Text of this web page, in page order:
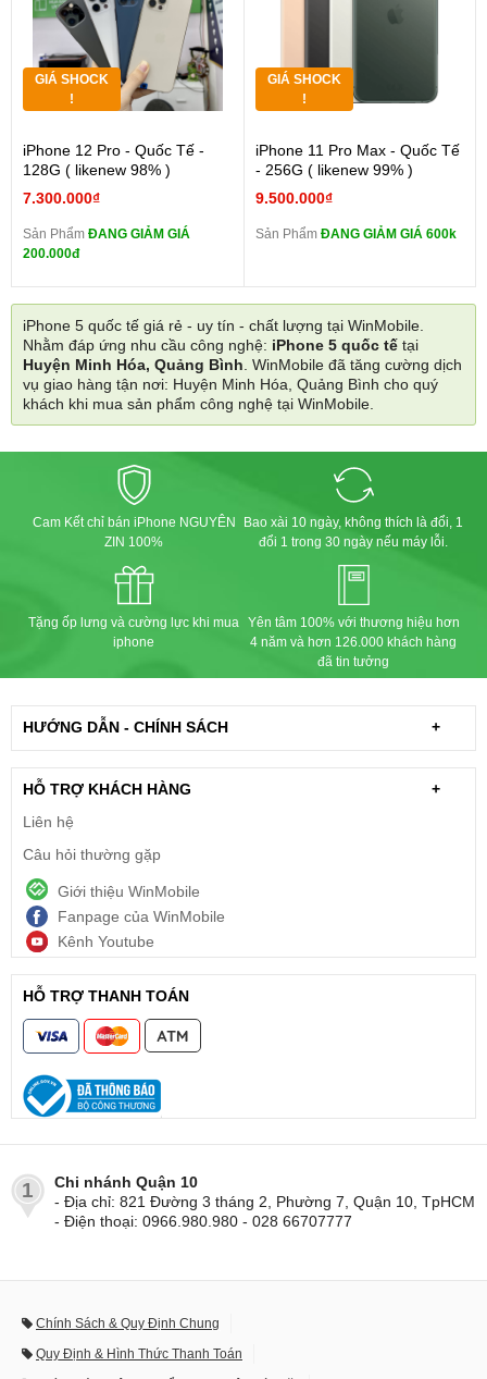
GIÁ SHOCK
!
iPhone 12 Pro - Quốc Tế -
128G ( likenew 98% )
7.300.000₫
Sản Phẩm ĐANG GIẢM GIÁ
200.000đ
GIÁ SHOCK
!
iPhone 11 Pro Max - Quốc Tế
- 256G ( likenew 99% )
9.500.000₫
Sản Phẩm ĐANG GIẢM GIÁ 600k
iPhone 5 quốc tế giá rẻ - uy tín - chất lượng tại WinMobile.
Nhằm đáp ứng nhu cầu công nghệ: iPhone 5 quốc tế tại
Huyện Minh Hóa, Quảng Bình. WinMobile đã tăng cường dịch
vụ giao hàng tận nơi: Huyện Minh Hóa, Quảng Bình cho quý
khách khi mua sản phẩm công nghệ tại WinMobile.
Cam Kết chỉ bán iPhone NGUYÊN
ZIN 100%
Bao xài 10 ngày, không thích là đổi, 1
đổi 1 trong 30 ngày nếu máy lỗi.
Tặng ốp lưng và cường lực khi mua
iphone
Yên tâm 100% với thương hiệu hơn
4 năm và hơn 126.000 khách hàng
đã tin tưởng
HƯỚNG DẪN - CHÍNH SÁCH +
HỖ TRỢ KHÁCH HÀNG
+
Liên hệ
Câu hỏi thường gặp
Giới thiệu WinMobile
Fanpage của WinMobile
Kênh Youtube
HỖ TRỢ THANH TOÁN
1
Chi nhánh Quận 10
- Địa chỉ: 821 Đường 3 tháng 2, Phường 7, Quận 10, TpHCM
- Điện thoại: 0966.980.980 - 028 66707777
Chính Sách & Quy Định Chung
Quy Định & Hình Thức Thanh Toán